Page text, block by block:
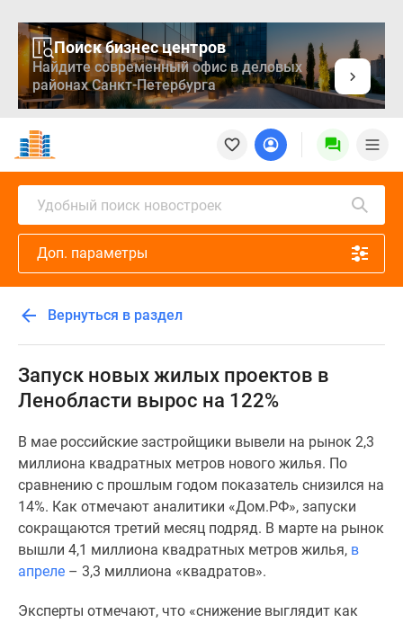
Поиск бизнес центров
Найдите современный офис в деловых
районах Санкт-Петербурга
Новостройки
Квартиры
Ипотека
Медиа
проекте
Контакты
Реклама
сайте
Дзен
Продавцы
Коммерческие
помещения
Квартиры
карте
Эксперты
авторы
Удобный поиск новостроек
Доп. параметры
Вернуться в раздел
Запуск новых жилых проектов в
Ленобласти вырос на 122%
В мае российские застройщики вывели на рынок 2,3
миллиона квадратных метров нового жилья. По
сравнению с прошлым годом показатель снизился на
14%. Как отмечают аналитики «Дом.РФ», запуски
сокращаются третий месяц подряд. В марте на рынок
вышли 4,1 миллиона квадратных метров жилья, в
апреле – 3,3 миллиона «квадратов».
Эксперты отмечают, что «снижение выглядит как